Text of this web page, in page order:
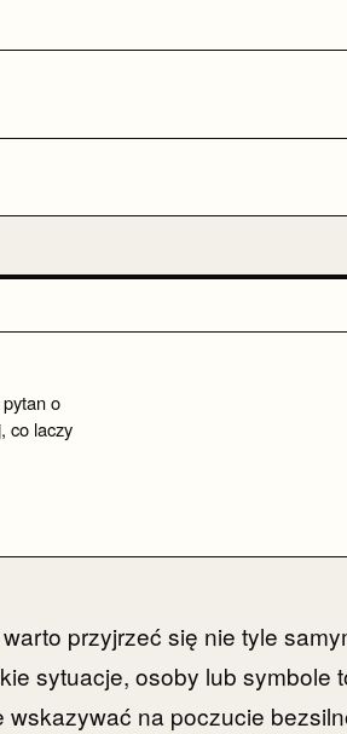
o
co laczy
przyjrzeć się nie tyle
sytuacje, osoby lub symbole
na poczucie